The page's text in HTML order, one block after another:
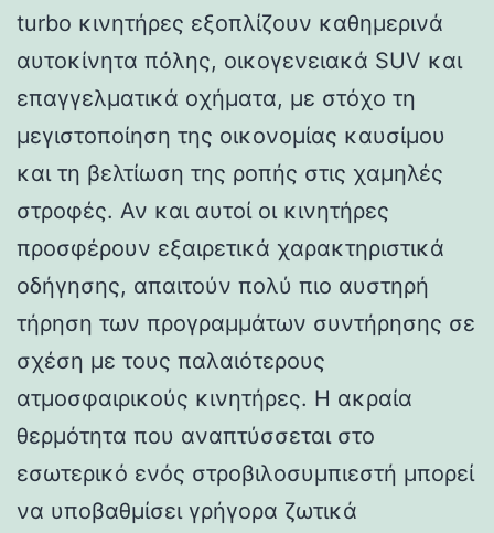
turbo κινητήρες εξοπλίζουν καθημερινά
αυτοκίνητα πόλης, οικογενειακά SUV και
επαγγελματικά οχήματα, με στόχο τη
μεγιστοποίηση της οικονομίας καυσίμου
και τη βελτίωση της ροπής στις χαμηλές
στροφές. Αν και αυτοί οι κινητήρες
προσφέρουν εξαιρετικά χαρακτηριστικά
οδήγησης, απαιτούν πολύ πιο αυστηρή
τήρηση των προγραμμάτων συντήρησης σε
σχέση με τους παλαιότερους
ατμοσφαιρικούς κινητήρες. Η ακραία
θερμότητα που αναπτύσσεται στο
εσωτερικό ενός στροβιλοσυμπιεστή μπορεί
να υποβαθμίσει γρήγορα ζωτικά